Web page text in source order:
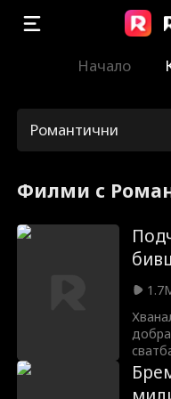
Начало
Романтични
Филми с